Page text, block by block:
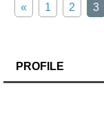
« 1 2 3
PROFILE